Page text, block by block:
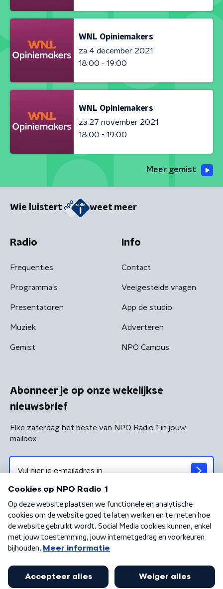
WNL Opiniemakers
za 4 december 2021
18:00 - 19:00
WNL Opiniemakers
za 27 november 2021
18:00 - 19:00
Meer gemist
Wie luistert weet meer
Radio
Frequenties
Programma's
Presentatoren
Muziek
Gemist
Info
Contact
Veelgestelde vragen
App de studio
Adverteren
NPO Campus
Abonneer je op onze wekelijkse
nieuwsbrief
Elke zaterdag het beste van NPO Radio 1 in jouw
mailbox
Algemene voorwaarden